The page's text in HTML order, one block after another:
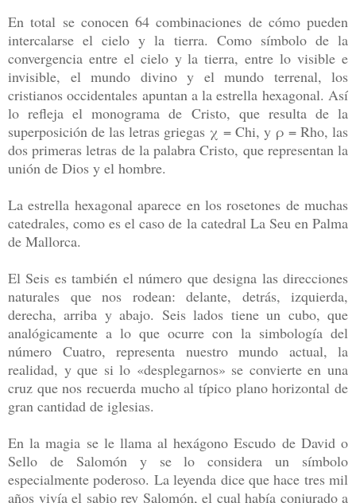
En total se conocen 64 combinaciones de cómo pueden
intercalarse el cielo y la tierra. Como símbolo de la
convergencia entre el cielo y la tierra, entre lo visible e
invisible, el mundo divino y el mundo terrenal, los
cristianos occidentales apuntan a la estrella hexagonal. Así
lo refleja el monograma de Cristo, que resulta de la
superposición de las letras griegas χ = Chi, y ρ = Rho, las
dos primeras letras de la palabra Cristo, que representan la
unión de Dios y el hombre.
La estrella hexagonal aparece en los rosetones de muchas
catedrales, como es el caso de la catedral La Seu en Palma
de Mallorca.
El Seis es también el número que designa las direcciones
naturales que nos rodean: delante, detrás, izquierda,
derecha, arriba y abajo. Seis lados tiene un cubo, que
analógicamente a lo que ocurre con la simbología del
número Cuatro, representa nuestro mundo actual, la
realidad, y que si lo «desplegarnos» se convierte en una
cruz que nos recuerda mucho al típico plano horizontal de
gran cantidad de iglesias.
En la magia se le llama al hexágono Escudo de David o
Sello de Salomón y se lo considera un símbolo
especialmente poderoso. La leyenda dice que hace tres mil
años vivía el sabio rey Salomón, el cual había conjurado a